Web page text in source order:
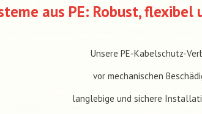
aus PE: Robust,
Unsere PE-Kabelschutz-
vor mechanischen
langlebige und sichere